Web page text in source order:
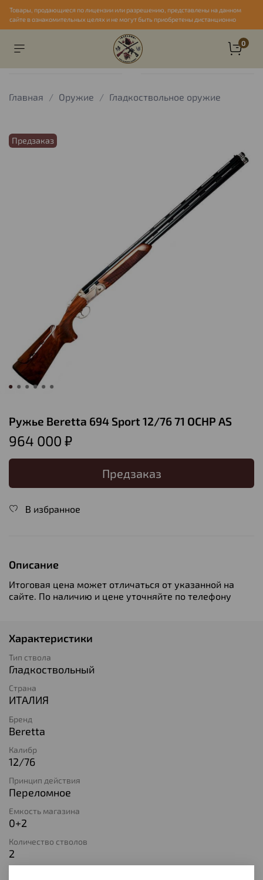
Товары, продающиеся по лицензии или разрешению, представлены на данном
сайте в ознакомительных целях и не могут быть приобретены дистанционно
0
Главная Оружие Гладкоствольное оружие
Предзаказ
Ружье Beretta 694 Sport 12/76 71 OCHP AS
964 000 ₽
Предзаказ
В избранное
Описание
Итоговая цена может отличаться от указанной на
сайте. По наличию и цене уточняйте по телефону
Характеристики
Тип ствола
Гладкоствольный
Страна
ИТАЛИЯ
Бренд
Beretta
Калибр
12/76
Принцип действия
Переломное
Емкость магазина
0+2
Количество стволов
2